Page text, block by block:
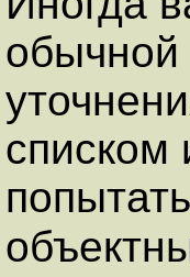
обычной